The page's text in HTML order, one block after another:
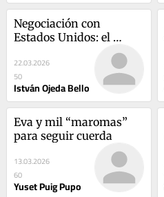
Negociación con
Estados Unidos: el
cautela…, los principios
22.03.2026
50
István Ojeda Bello
Eva y mil “maromas”
para seguir cuerda
13.03.2026
60
Yuset Puig Pupo